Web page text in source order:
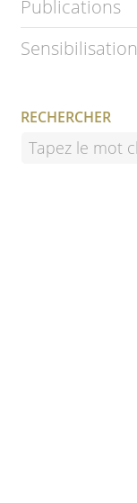
Publications
Sensibilisation
RECHERCHER